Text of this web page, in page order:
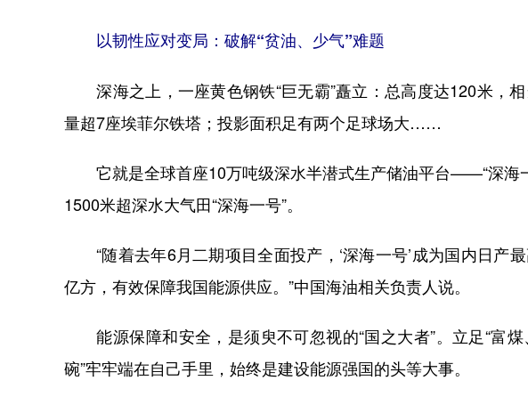
以韧性应对变局：破解“贫油、少气”难题
深海之上，一座黄色钢铁“巨无霸”矗立：总高度达120米，
量超7座埃菲尔铁塔；投影面积足有两个足球场大……
它就是全球首座10万吨级深水半潜式生产储油平台——“深海
1500米超深水大气田“深海一号”。
“随着去年6月二期项目全面投产，‘深海一号’成为国内日产
亿方，有效保障我国能源供应。”中国海油相关负责人说。
能源保障和安全，是须臾不可忽视的“国之大者”。立足“富煤
碗”牢牢端在自己手里，始终是建设能源强国的头等大事。